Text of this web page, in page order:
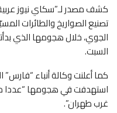
كشف مصدر لـ”سكاي نيوز
تصنيع الصواريخ والطائرات
الجوي، خلال هجومها الذي
السبت.
كما أعلنت وكالة أنباء “فارس”
استهدفت في هجومها “عددا
غرب طهران”.